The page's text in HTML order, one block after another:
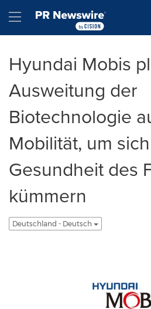
Hamburger menu
Hyundai Mobis
Ausweitung der
Biotechnologie
Mobilität, um
Gesundheit des
kümmern
Deutschland - Deutsch